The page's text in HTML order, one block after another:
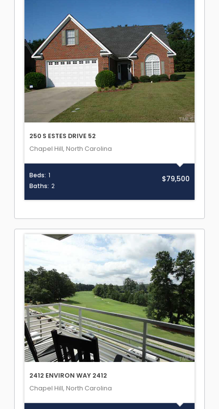
250 S ESTES DRIVE 52
Chapel Hill, North Carolina
Beds: 1
Baths: 2
$79,500
2412 ENVIRON WAY 2412
Chapel Hill, North Carolina